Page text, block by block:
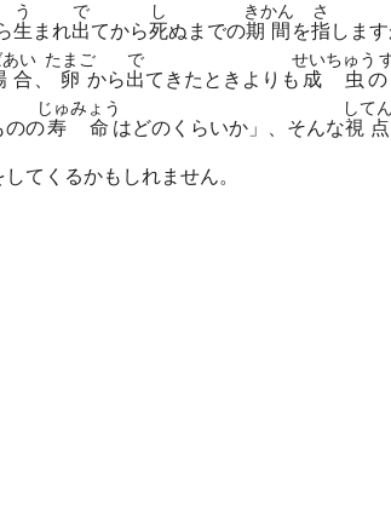
生
う
まれ出
で
てから死
し
ぬまでの期間
きかん
を指
さ
します
合
い
卵
たまご
から出
で
てきたときよりも 成虫
せいちゅう
の
のの寿命
じゅみょう
はどのくらいか」、そんな視点
してん
してくるかもしれません。